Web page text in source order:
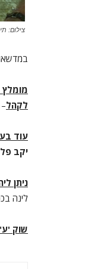
צילום:
מומלץ
לקהל
עוד
יקב
ניתן
לינה
שוק